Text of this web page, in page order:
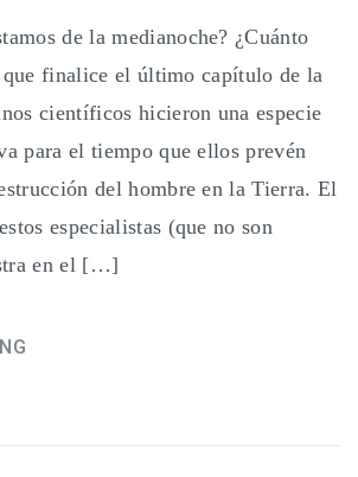
de la medianoche? ¿Cuánto
finalice el último capítulo de la
científicos hicieron una especie
para el tiempo que ellos prevén
del hombre en la Tierra. El
especialistas (que no son
en el […]